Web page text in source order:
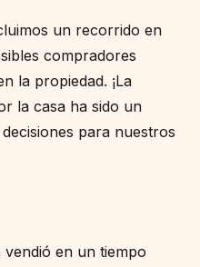
un recorrido en
compradores
la propiedad. ¡La
la casa ha sido un
para nuestros
vendió en un tiempo